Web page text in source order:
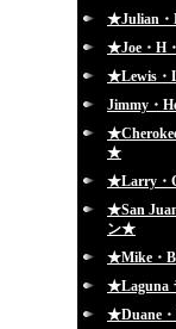
★Julian・
★Joe・H
★Lewis・
Jimmy・
★
★Larry・
★San
ン★
★Mike・
★Laguna
★Duane